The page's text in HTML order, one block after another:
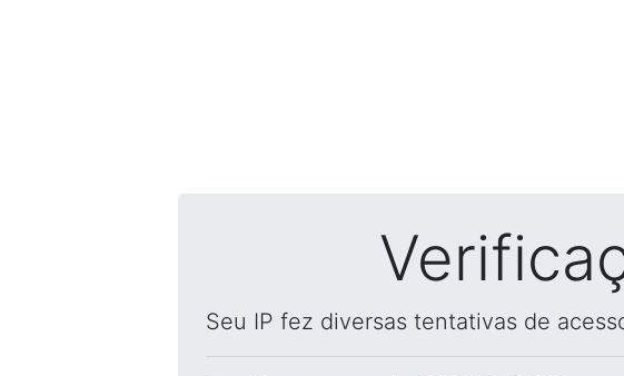
Seu IP fez diversas tentativas de